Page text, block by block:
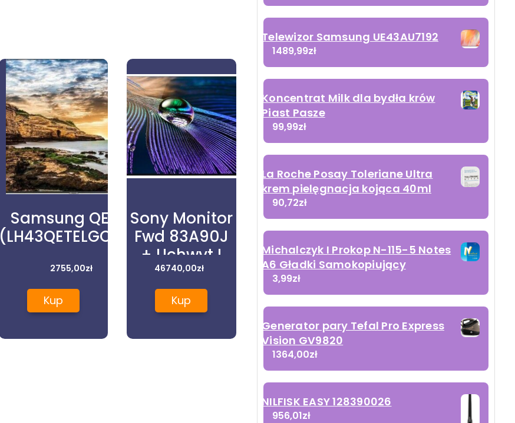
Samsung QE43T
(LH43QETELGCXEN)
2755,00zł
Kup
Sony Monitor
Fwd 83A90J
+ Uchwyt I
Kabel Hdmi
46740,00zł
Kup
Telewizor Samsung UE43AU7192
1489,99zł
Koncentrat Milk dla bydła krów
Piast Pasze
99,99zł
La Roche Posay Toleriane Ultra
krem pielęgnacja kojąca 40ml
90,72zł
Michalczyk I Prokop N-115-5 Notes
A6 Gładki Samokopiujący
3,99zł
Generator pary Tefal Pro Express
Vision GV9820
1364,00zł
NILFISK EASY 128390026
956,01zł